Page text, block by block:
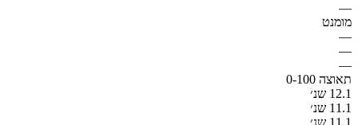
—
מומנט
—
—
—
תאוצה 0-100
12.1 שנ׳
11.1 שנ׳
11.1 שנ׳